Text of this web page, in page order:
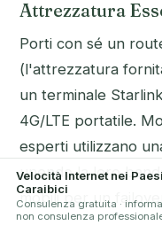
Attrezzatura
Porti con sé un
(l'attrezzatura
un terminale
4G/LTE portatile.
esperti utilizzano
unendo la loro
mobili per un
Velocità Internet nei
Caraibici
Consulenza gratuita ·
non consulenza